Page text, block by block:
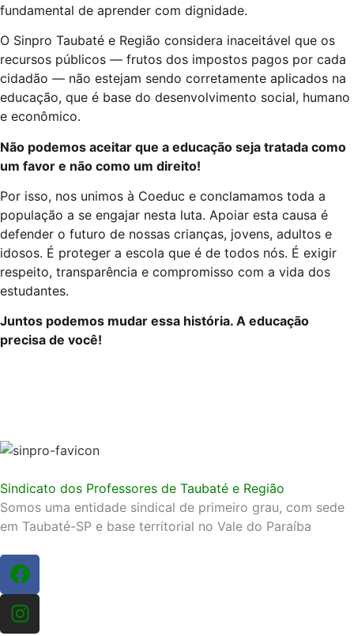
fundamental de aprender com dignidade.
O Sinpro Taubaté e Região considera inaceitável que os
recursos públicos — frutos dos impostos pagos por cada
cidadão — não estejam sendo corretamente aplicados na
educação, que é base do desenvolvimento social, humano
e econômico.
Não podemos aceitar que a educação seja tratada como
um favor e não como um direito!
Por isso, nos unimos à Coeduc e conclamamos toda a
população a se engajar nesta luta. Apoiar esta causa é
defender o futuro de nossas crianças, jovens, adultos e
idosos. É proteger a escola que é de todos nós. É exigir
respeito, transparência e compromisso com a vida dos
estudantes.
Juntos podemos mudar essa história. A educação
precisa de você!
Sindicato dos Professores de Taubaté e Região
Somos uma entidade sindical de primeiro grau, com sede
em Taubaté-SP e base territorial no Vale do Paraíba